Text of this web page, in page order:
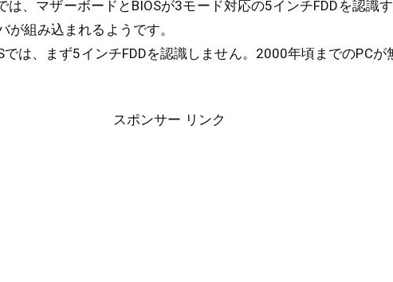
は、マザーボードとBIOSが3モード対応の5インチFDDを認識
が組み込まれるようです。
では、まず5インチFDDを認識しません。2000年頃までのPCが
スポンサー リンク